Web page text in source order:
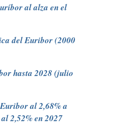
al alza en el
del Euribor (2000
hasta 2028 (julio
al 2,68% a
2,52% en 2027